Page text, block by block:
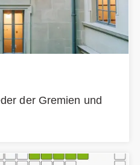
der Gremien und